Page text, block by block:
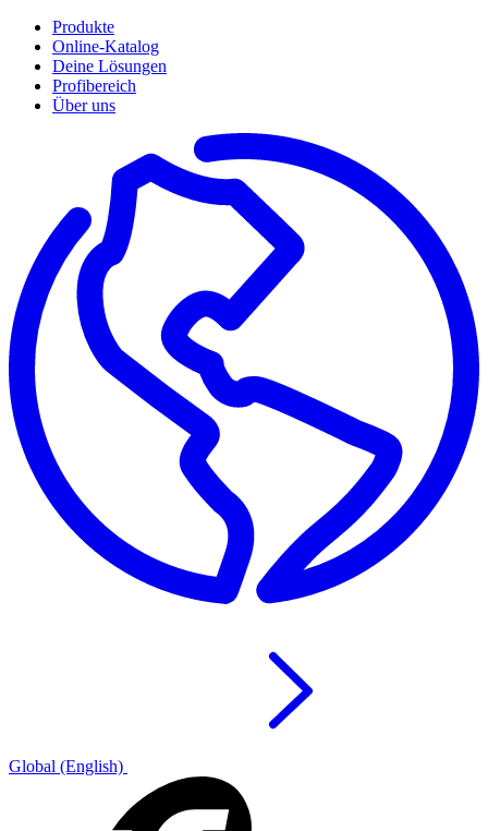
Produkte
Online-Katalog
Deine Lösungen
Profibereich
Über uns
Global (English)